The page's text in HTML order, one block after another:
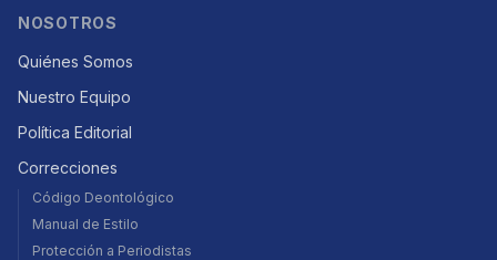
NOSOTROS
Quiénes Somos
Nuestro Equipo
Política Editorial
Correcciones
Código Deontológico
Manual de Estilo
Protección a Periodistas